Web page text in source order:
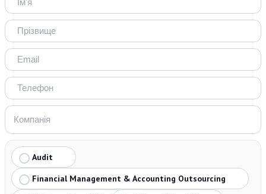
Audit
Financial Management & Accounting Outsourcing